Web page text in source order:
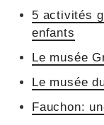
5 activités
enfants
Le musée
Le musée
Fauchon: